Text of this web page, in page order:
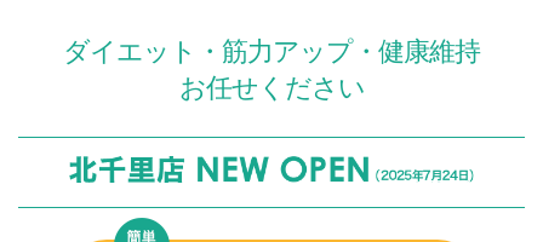
ダイエット・筋力アップ・健康維持
お任せください